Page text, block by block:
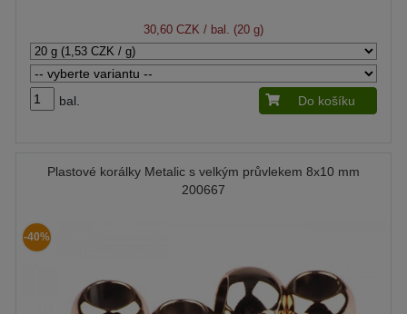
30,60 CZK / bal. (20 g)
bal. Do košíku
Plastové korálky Metalic s velkým průvlekem 8x10 mm
200667
-40%